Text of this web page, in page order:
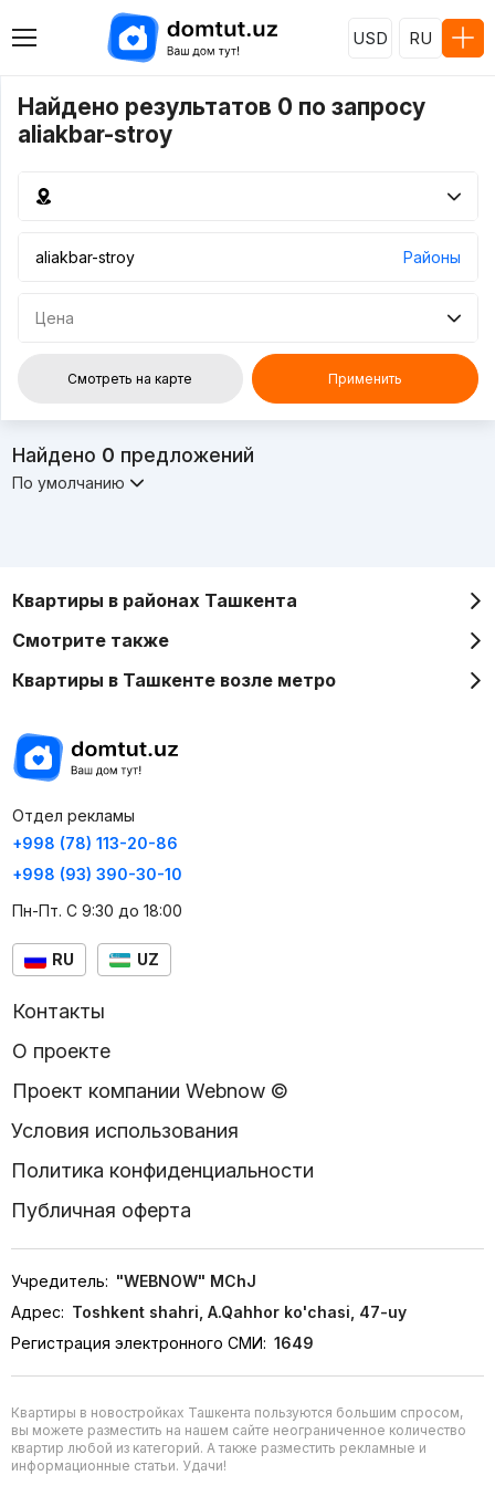
USD RU
Найдено результатов 0 по запросу
aliakbar-stroy
Районы
Цена
Смотреть на карте Применить
Найдено 0 предложений
По умолчанию
Квартиры в районах Ташкента
Смотрите также
Квартиры в Ташкенте возле метро
Отдел рекламы
+998 (78) 113-20-86
+998 (93) 390-30-10
Пн-Пт. С 9:30 до 18:00
RU UZ
Контакты
О проекте
Проект компании Webnow ©
Условия использования
Политика конфиденциальности
Публичная оферта
Учредитель: "WEBNOW" MChJ
Адрес: Toshkent shahri, A.Qahhor ko'chasi, 47-uy
Регистрация электронного СМИ: 1649
Квартиры в новостройках Ташкента пользуются большим спросом,
вы можете разместить на нашем сайте неограниченное количество
квартир любой из категорий. А также разместить рекламные и
информационные статьи. Удачи!